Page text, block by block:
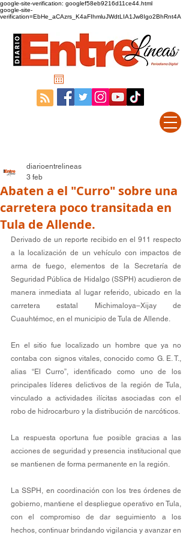
google-site-verification: googlef58eb9216d11ce44.html
google-site-
verification=EbHe_aCAzrs_K4aFIhmluJWdtLIA1Jw8Igo2BhRnt4A
Abaten a el "Curro" sobre una
carretera poco transitada en
Tula de Allende.
diarioentrelineas
3 feb
Derivado de un reporte recibido en el 911 respecto
a la localización de un vehículo con impactos de
arma de fuego, elementos de la Secretaría de
Seguridad Pública de Hidalgo (SSPH) acudieron de
manera inmediata al lugar referido, ubicado en la
carretera estatal Michimaloya–Xijay de
Cuauhtémoc, en el municipio de Tula de Allende.
En el sitio fue localizado un hombre que ya no
contaba con signos vitales, conocido como G. E. T.,
alias “El Curro”, identificado como uno de los
principales líderes delictivos de la región de Tula,
vinculado a actividades ilícitas asociadas con el
robo de hidrocarburo y la distribución de narcóticos.
La respuesta oportuna fue posible gracias a las
acciones de seguridad y presencia institucional que
se mantienen de forma permanente en la región.
La SSPH, en coordinación con los tres órdenes de
gobierno, mantiene el despliegue operativo en Tula,
con el compromiso de dar seguimiento a los
hechos, continuar brindando vigilancia y avanzar en